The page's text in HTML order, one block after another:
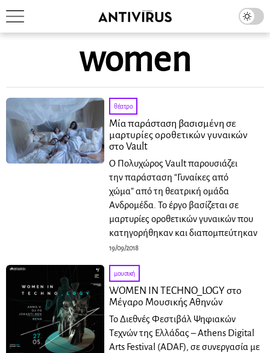
women
θέατρο
Μία παράσταση βασισμένη σε
μαρτυρίες οροθετικών γυναικών
στο Vault
O Πολυχώρος Vault παρουσιάζει
την παράσταση “Γυναίκες από
χώμα” από τη θεατρική ομάδα
Ανδρομέδα. Το έργο βασίζεται σε
μαρτυρίες οροθετικών γυναικών που
κατηγορήθηκαν και διαπομπεύτηκαν
19/09/2018
μουσική
WOMEN IN TECHNO_LOGY στο
Μέγαρο Μουσικής Αθηνών
Το Διεθνές Φεστιβάλ Ψηφιακών
Τεχνών της Ελλάδας – Athens Digital
Arts Festival (ADAF), σε συνεργασία με